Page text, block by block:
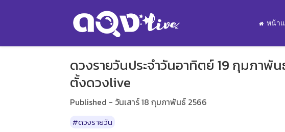
หน้า
ดวงรายวันประจำวันอาทิตย์ 19 กุมภาพั
ตั้งดวงlive
Published - วันเสาร์ 18 กุมภาพันธ์ 2566
#ดวงรายวัน